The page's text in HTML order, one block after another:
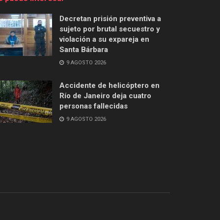
Decretan prisión preventiva a
sujeto por brutal secuestro y
violación a su expareja en
Santa Bárbara
9 AGOSTO 2026
Accidente de helicóptero en
Río de Janeiro deja cuatro
personas fallecidas
9 AGOSTO 2026